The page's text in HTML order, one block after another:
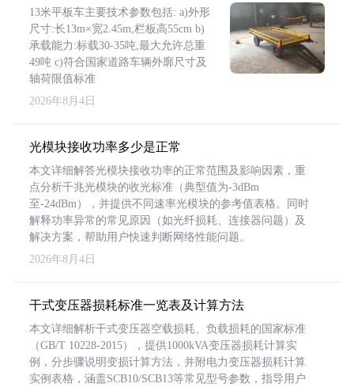
13米平板车主要技术参数包括: a)外形
尺寸:长13m×宽2.45m,栏板高55cm b)
承载能力:标载30-35吨,最大允许总重
49吨 c)符合国家道路车辆外廓尺寸及
轴荷限值标准
2026年8月4日
光模块接收功率多少是正常
本文详细解答光模块接收功率的正常范围及影响因素，重
点分析千兆光模块的收光标准（典型值为-3dBm
至-24dBm），并提供不同速率光模块的参考值表格。同时
解释功率异常的常见原因（如光纤损耗、连接器问题）及
解决方案，帮助用户快速判断网络性能问题。
2026年8月4日
干式变压器损耗标准一览表及计算方法
本文详细解析干式变压器空载损耗、负载损耗的国家标准
（GB/T 10228-2015），提供1000kVA变压器损耗计算实
例，分步骤说明变损计算方法，并附电力变压器损耗计算
实例表格，涵盖SCB10/SCB13等常见型号参数，指导用户